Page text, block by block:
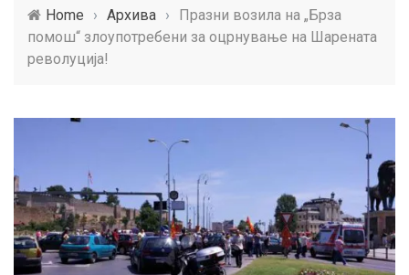
Home › Архива ›
Празни возила на „Брза
помош“ злоупотребени за оцрнување на Шарената
револуција!